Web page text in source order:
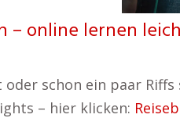
– online lernen
schon ein paar
– hier klicken: